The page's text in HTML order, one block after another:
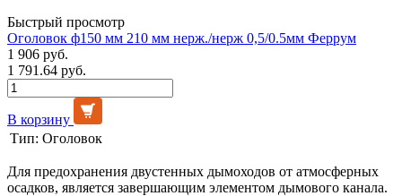
Быстрый просмотр
Оголовок ф150 мм 210 мм нерж./нерж 0,5/0.5мм Феррум
1 906 руб.
1 791.64 руб.
В корзину
Тип: Оголовок
Для предохранения двустенных дымоходов от атмосферных
осадков, является завершающим элементом дымового канала.